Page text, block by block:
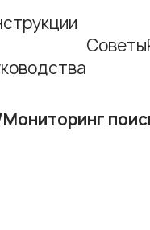
Советы
Мониторинг